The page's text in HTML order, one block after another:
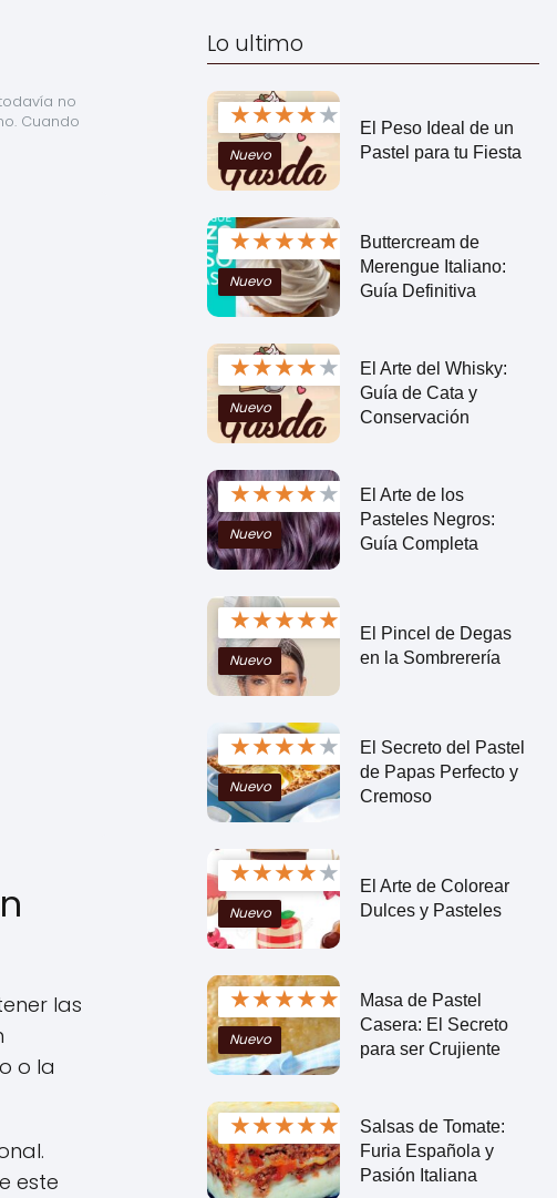
no
Cuando
las
o la
este
Lo ultimo
★★★★★
Nuevo
El Peso Ideal de un
Pastel para tu Fiesta
★★★★★
Nuevo
Buttercream de
Merengue Italiano:
Guía Definitiva
★★★★★
Nuevo
El Arte del Whisky:
Guía de Cata y
Conservación
★★★★★
Nuevo
El Arte de los
Pasteles Negros:
Guía Completa
★★★★★
Nuevo
El Pincel de Degas
en la Sombrerería
★★★★★
Nuevo
El Secreto del Pastel
de Papas Perfecto y
Cremoso
★★★★★
Nuevo
El Arte de Colorear
Dulces y Pasteles
★★★★★
Nuevo
Masa de Pastel
Casera: El Secreto
para ser Crujiente
★★★★★
Salsas de Tomate:
Furia Española y
Pasión Italiana